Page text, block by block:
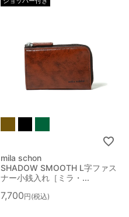
mila schon
SHADOW SMOOTH L字ファス
ナー小銭入れ［ミラ・...
7,700 税込